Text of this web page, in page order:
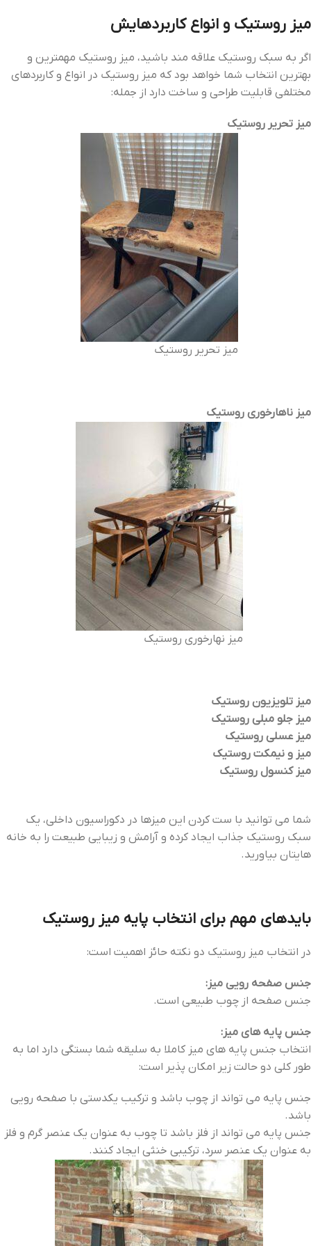
میز روستیک و انواع کاربردهایش
اگر به سبک روستیک علاقه مند باشید، میز روستیک مهمترین و
بهترین انتخاب شما خواهد بود که میز روستیک در انواع و کاربردهای
مختلفی قابلیت طراحی و ساخت دارد از جمله:
میز تحریر روستیک
میز تحریر روستیک
میز ناهارخوری روستیک
میز نهارخوری روستیک
میز تلویزیون روستیک
میز جلو مبلی روستیک
میز عسلی روستیک
میز و نیمکت روستیک
میز کنسول روستیک
شما می توانید با ست کردن این میزها در دکوراسیون داخلی، یک
سبک روستیک جذاب ایجاد کرده و آرامش و زیبایی طبیعت را به خانه
هایتان بیاورید.
بایدهای مهم برای انتخاب پایه میز روستیک
در انتخاب میز روستیک دو نکته حائز اهمیت است:
جنس صفحه رویی میز:
جنس صفحه از چوب طبیعی است.
جنس پایه های میز:
انتخاب جنس پایه های میز کاملا به سلیقه شما بستگی دارد اما به
طور کلی دو حالت زیر امکان پذیر است:
جنس پایه می تواند از چوب باشد و ترکیب یکدستی با صفحه رویی
باشد.
جنس پایه می تواند از فلز باشد تا چوب به عنوان یک عنصر گرم و فلز
به عنوان یک عنصر سرد، ترکیبی خنثی ایجاد کنند.